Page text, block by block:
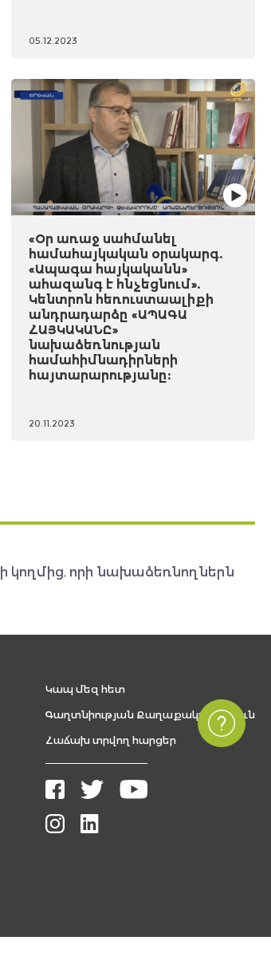
05.12.2023
«Օր առաջ սահմանել
համահայկական օրակարգ.
«Ապագա հայկականն»
ահազանգ է հնչեցնում».
Կենտրոն հեռուստաալիքի
անդրադարձը «ԱՊԱԳԱ
ՀԱՅԿԱԿԱՆԸ»
նախաձեռնության
համահիմնադիրների
հայտարարությանը:
20.11.2023
կողմից, որի նախաձեռնողներն
Կապ մեզ հետ
Գաղտնիության Քաղաքականություն
Հաճախ տրվող հարցեր